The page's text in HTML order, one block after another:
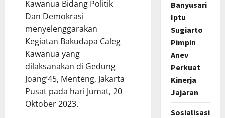
Kawanua Bidang Politik
Dan Demokrasi
menyelenggarakan
Kegiatan Bakudapa Caleg
Kawanua yang
dilaksanakan di Gedung
Joang’45, Menteng, Jakarta
Pusat pada hari Jumat, 20
Oktober 2023.
Banyusari
Iptu
Sugiarto
Pimpin
Anev
Perkuat
Kinerja
Jajaran
Sosialisasi